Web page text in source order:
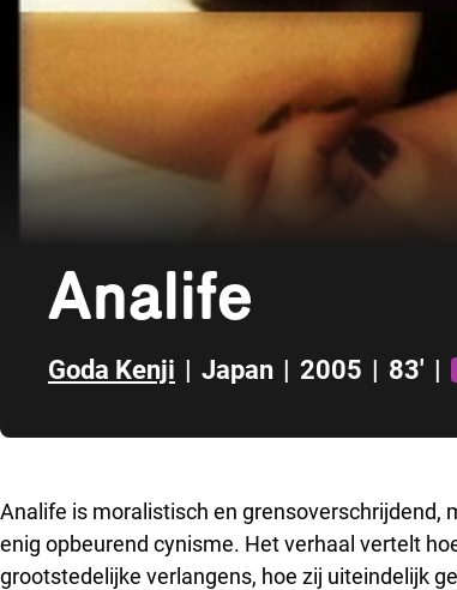
Analife
Goda Kenji | Japan | 2005 | 83' |
Analife is moralistisch en grensoverschrijdend,
enig opbeurend cynisme. Het verhaal vertelt
grootstedelijke verlangens, hoe zij uiteindelijk